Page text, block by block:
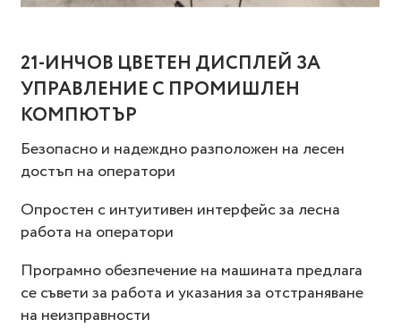
21-ИНЧОВ ЦВЕТЕН ДИСПЛЕЙ ЗА
УПРАВЛЕНИЕ С ПРОМИШЛЕН
КОМПЮТЪР
Безопасно и надеждно разположен на лесен
достъп на оператори
Опростен с интуитивен интерфейс за лесна
работа на оператори
Програмно обезпечение на машината предлага
се съвети за работа и указания за отстраняване
на неизправности